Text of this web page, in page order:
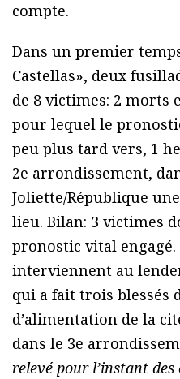
compte.
Dans un premier
Castellas», deux
de 8 victimes: 2 morts
pour lequel le
peu plus tard vers, 1
2e arrondissement,
Joliette/République
lieu. Bilan: 3 victimes
pronostic vital engagé.
interviennent au
qui a fait trois blessés
d’alimentation de la
dans le 3e
relevé pour l’instant